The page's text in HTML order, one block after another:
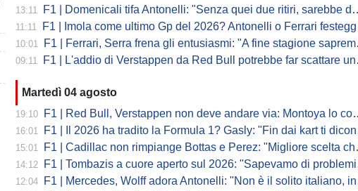
13:11 F1 | Domenicali tifa Antonelli: "Senza quei due ritiri, sarebbe davanti di tanto"
11:11 F1 | Imola come ultimo Gp del 2026? Antonelli o Ferrari festeggiano il titolo in casa...
10:01 F1 | Ferrari, Serra frena gli entusiasmi: "A fine stagione sapremo se SF-26 è forte"
09:11 F1 | L'addio di Verstappen da Red Bull potrebbe far scattare un domino: ne parla Fittipaldi
Martedì 04 agosto
19:10 F1 | Red Bull, Verstappen non deve andare via: Montoya lo convince
16:01 F1 | Il 2026 ha tradito la Formula 1? Gasly: "Fin dai kart ti dicono di non alzare il piede dal gas"
15:01 F1 | Cadillac non rimpiange Bottas e Perez: "Migliore scelta che potessimo fare"
14:12 F1 | Tombazis a cuore aperto sul 2026: "Sapevamo di problemi, ma serviva un accordo"
12:04 F1 | Mercedes, Wolff adora Antonelli: "Non è il solito italiano, in bolla quando guida"